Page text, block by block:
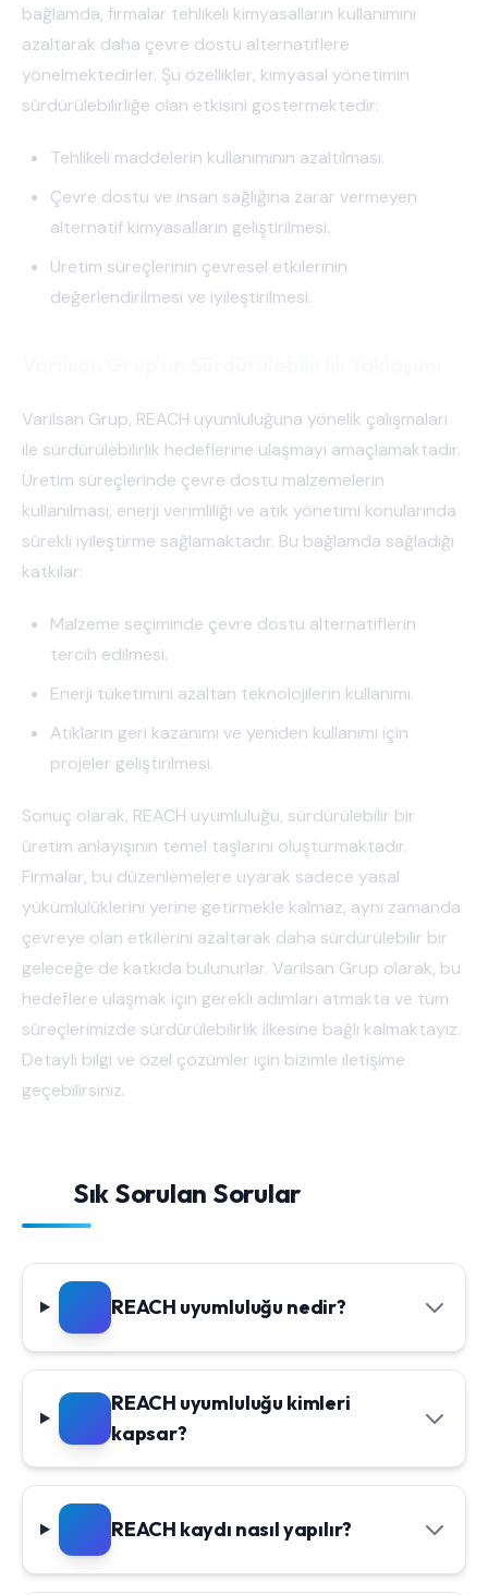
bağlamda, firmalar tehlikeli kimyasalların kullanımını
azaltarak daha çevre dostu alternatiflere
yönelmektedirler. Şu özellikler, kimyasal yönetimin
sürdürülebilirliğe olan etkisini göstermektedir:
Tehlikeli maddelerin kullanımının azaltılması.
Çevre dostu ve insan sağlığına zarar vermeyen
alternatif kimyasalların geliştirilmesi.
Üretim süreçlerinin çevresel etkilerinin
değerlendirilmesi ve iyileştirilmesi.
Varilsan Grup, REACH uyumluluğuna yönelik çalışmaları
ile sürdürülebilirlik hedeflerine ulaşmayı amaçlamaktadır.
Üretim süreçlerinde çevre dostu malzemelerin
kullanılması, enerji verimliliği ve atık yönetimi konularında
sürekli iyileştirme sağlamaktadır. Bu bağlamda sağladığı
katkılar:
Malzeme seçiminde çevre dostu alternatiflerin
tercih edilmesi.
Enerji tüketimini azaltan teknolojilerin kullanımı.
Atıkların geri kazanımı ve yeniden kullanımı için
projeler geliştirilmesi.
Sonuç olarak, REACH uyumluluğu, sürdürülebilir bir
üretim anlayışının temel taşlarını oluşturmaktadır.
Firmalar, bu düzenlemelere uyarak sadece yasal
yükümlülüklerini yerine getirmekle kalmaz, aynı zamanda
çevreye olan etkilerini azaltarak daha sürdürülebilir bir
geleceğe de katkıda bulunurlar. Varilsan Grup olarak, bu
hedeflere ulaşmak için gerekli adımları atmakta ve tüm
süreçlerimizde sürdürülebilirlik ilkesine bağlı kalmaktayız.
Detaylı bilgi ve özel çözümler için bizimle iletişime
geçebilirsiniz.
Sık Sorulan Sorular
REACH uyumluluğu nedir?
REACH uyumluluğu kimleri
kapsar?
REACH kaydı nasıl yapılır?